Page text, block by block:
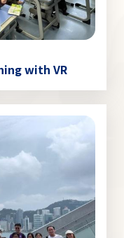
with VR